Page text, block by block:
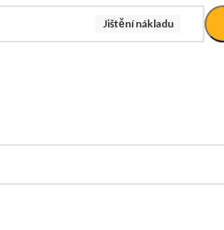
Jištění nákladu